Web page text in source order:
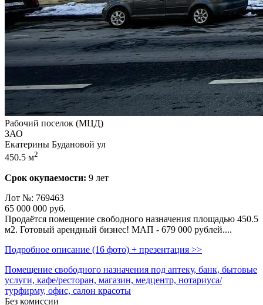
Рабочий поселок (МЦД)
ЗАО
Екатерины Будановой ул
450.5 м2
Срок окупаемости: 9 лет
Лот №: 769463
65 000 000 руб.
Продаётся помещение свободного назначения площадью 450.5
м2. Готовый арендный бизнес! МАП - 679 000 рублей....
Подробное описание (16 фото) + презентация >>
Помещение свободного назначения под аптеку, банк, бытовые
услуги, кафе/ресторан, магазин, медцентр, нотариуса/
турфирму, офис, салон красоты
Без комиссии